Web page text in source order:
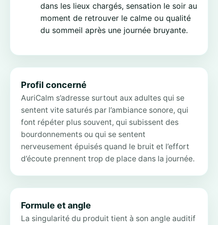
dans les lieux chargés, sensation le soir au
moment de retrouver le calme ou qualité
du sommeil après une journée bruyante.
Profil concerné
AuriCalm s’adresse surtout aux adultes qui se
sentent vite saturés par l’ambiance sonore, qui
font répéter plus souvent, qui subissent des
bourdonnements ou qui se sentent
nerveusement épuisés quand le bruit et l’effort
d’écoute prennent trop de place dans la journée.
Formule et angle
La singularité du produit tient à son angle auditif